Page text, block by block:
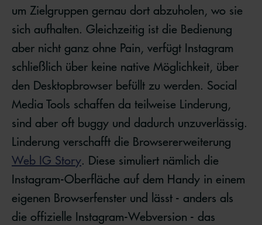
um Zielgruppen gernau dort abzuholen, wo sie
sich aufhalten. Gleichzeitig ist die Bedienung
aber nicht ganz ohne Pain, verfügt Instagram
schließlich über keine native Möglichkeit, über
den Desktopbrowser befüllt zu werden. Social
Media Tools schaffen da teilweise Linderung,
sind aber oft buggy und dadurch unzuverlässig.
Linderung verschafft die Browsererweiterung
Web IG Story. Diese simuliert nämlich die
Instagram-Oberfläche auf dem Handy in einem
eigenen Browserfenster und lässt - anders als
die offizielle Instagram-Webversion - das